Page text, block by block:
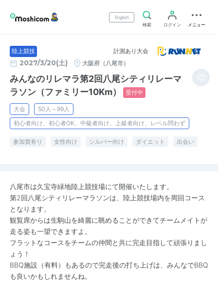
English
検索
ログイン メニュー
陸上競技 計測あり大会
2027/3/20(土) 大阪府（八尾市）
みんなのリレマラ第2回八尾シティリレーマ
ラソン（ファミリー10Km）
受付中
大会
50人～99人
初心者向け、初心者OK、中級者向け、上級者向け、レベル問わず
参加賞有り 女性向け シルバー向け ダイエット 出会い
八尾市は久宝寺緑地陸上競技場にて開催いたします。
第2回八尾シティリレーマラソンは、陸上競技場内を周回コース
となります。
観覧席からは生駒山を綺麗に眺めることができてチームメイトが
走る姿も一望できますよ。
フラットなコースをチームの仲間と共に完走目指して頑張りまし
ょう！
BBQ施設（有料）もあるので完走後の打ち上げは、みんなでBBQ
も良いかもしれませんね。